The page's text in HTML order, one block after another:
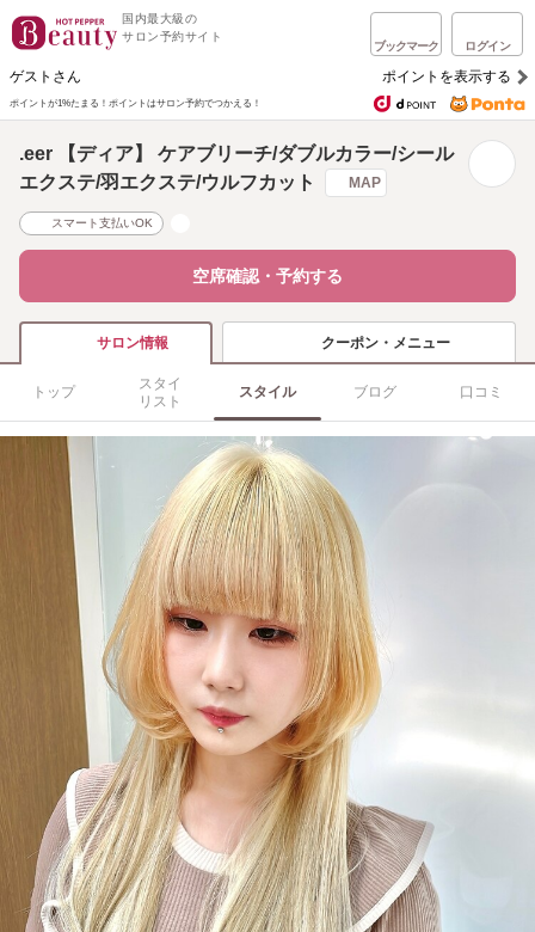
国内最大級の
サロン予約サイト
ブックマーク ログイン
ゲストさん ポイントを表示する
ポイントが1%たまる！ ポイントはサロン予約でつかえる！
.eer 【ディア】 ケアブリーチ/ダブルカラー/シール
エクステ/羽エクステ/ウルフカット
MAP
スマート支払いOK
空席確認・予約する
サロン情報 クーポン・メニュー
トップ
スタイ
リスト
スタイル ブログ 口コミ